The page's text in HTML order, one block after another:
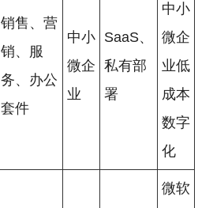
销售、营
销、服
务、办公
套件
中小
微企
业
SaaS、
私有部
署
中小
微企
业低
成本
数字
化
微软